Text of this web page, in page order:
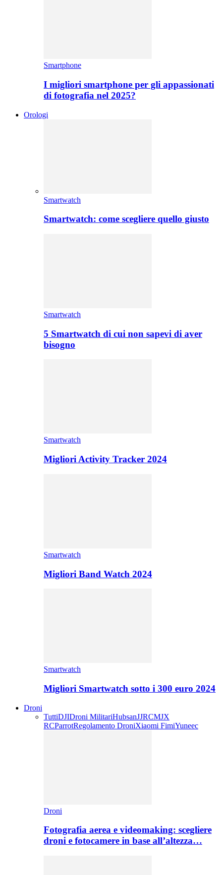
Smartphone
I migliori smartphone per gli appassionati
di fotografia nel 2025?
Orologi
Smartwatch
Smartwatch: come scegliere quello giusto
Smartwatch
5 Smartwatch di cui non sapevi di aver
bisogno
Smartwatch
Migliori Activity Tracker 2024
Smartwatch
Migliori Band Watch 2024
Smartwatch
Migliori Smartwatch sotto i 300 euro 2024
Droni
TuttiDJIDroni MilitariHubsanJJRCMJX
RCParrotRegolamento DroniXiaomi FimiYuneec
Droni
Fotografia aerea e videomaking: scegliere
droni e fotocamere in base all’altezza…